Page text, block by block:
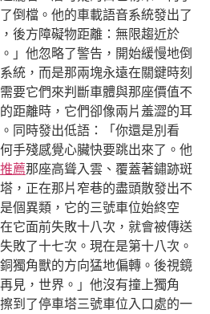
倒檔。他的車載語音系統發出了
後方障礙物距離：無限趨近於
」他忽略了警告，開始緩慢地倒
統，而是那兩塊永遠在關鍵時刻
要它們來判斷車體與那座價值不
距離時，它們卻像兩片羞澀的耳
同時發出低語：「你還是別看
手殘感覺心臟快要跳出來了。他
薦那座高聳入雲、覆蓋著鏽跡斑
，正在那片窄巷的盡頭散發出不
個異類，它的三號車位始終空
它面前失敗十八次，就會被傳送
敗了十七次。現在是第十八次。
獨角獸的方向猛地偏轉。後視鏡
見，世界。」他沒有撞上獨角
到了停車塔三號車位入口處的一